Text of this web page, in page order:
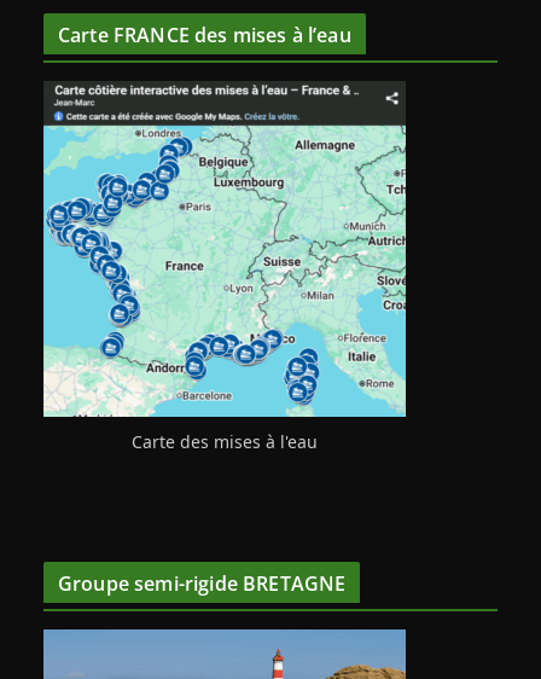
Carte FRANCE des mises à l’eau
Carte des mises à l'eau
Groupe semi-rigide BRETAGNE